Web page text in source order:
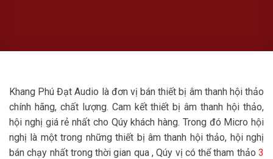
Khang Phú Đạt Audio là đơn vị bán thiết bị âm thanh hội thảo
chính hãng, chất lượng. Cam kết thiết bị âm thanh hội thảo,
hội nghị giá rẻ nhất cho Qúy khách hàng. Trong đó Micro hội
nghị là một trong những thiết bị âm thanh hội thảo, hội nghị
bán chạy nhất trong thời gian qua , Qúy vị có thể tham thảo 3